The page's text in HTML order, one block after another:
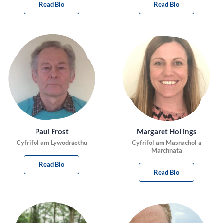
Read Bio Read Bio
Paul Frost
Cyfrifol am Lywodraethu
Read Bio
Margaret Hollings
Cyfrifol am Masnachol a
Marchnata
Read Bio